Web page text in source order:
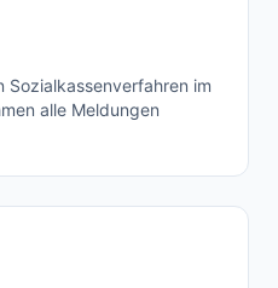
Sozialkassenverfahren im
alle Meldungen